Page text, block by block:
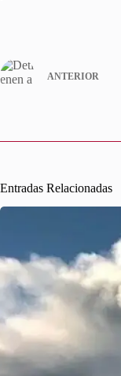
ANTERIOR
Entradas Relacionadas